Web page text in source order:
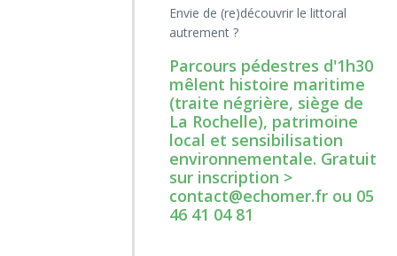
Envie de (re)découvrir le littoral
autrement ?
Parcours pédestres d'1h30
mêlent histoire maritime
(traite négrière, siège de
La Rochelle), patrimoine
local et sensibilisation
environnementale. Gratuit
sur inscription >
contact@echomer.fr ou 05
46 41 04 81